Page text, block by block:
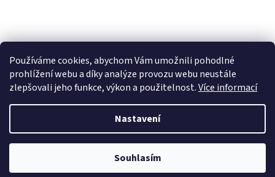
Používáme cookies, abychom Vám umožnili pohodlné
prohlížení webu a díky analýze provozu webu neustále
zlepšovali jeho funkce, výkon a použitelnost.Více informací
Nastavení
Souhlasím
Vytvořil Shoptet
JONALU.CZ. Všechna práva vyhrazena.